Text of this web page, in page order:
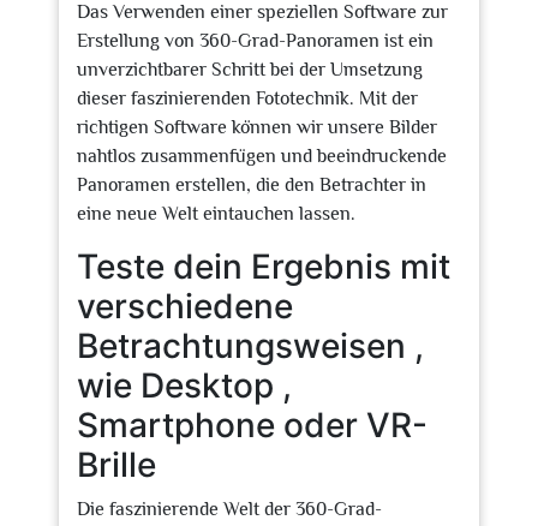
Das Verwenden einer speziellen Software zur
Erstellung von 360-Grad-Panoramen ist ein
unverzichtbarer Schritt bei der Umsetzung
dieser faszinierenden Fototechnik. Mit der
richtigen Software können wir unsere Bilder
nahtlos zusammenfügen und beeindruckende
Panoramen erstellen, die den Betrachter in
eine neue Welt eintauchen lassen.
Teste dein Ergebnis mit
verschiedene
Betrachtungsweisen ,
wie Desktop ,
Smartphone oder VR-
Brille
Die faszinierende Welt der 360-Grad-